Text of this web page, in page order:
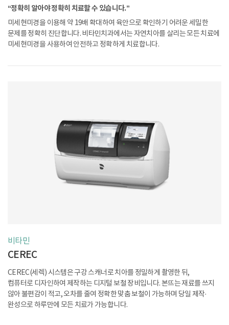
“정확히 알아야 정확히 치료할 수 있습니다.”
미세현미경을 이용해 약 19배 확대하여 육안으로 확인하기 어려운 세밀한
문제를정확히 진단합니다. 비타민치과에서는 자연치아를 살리는 모든 치료에
미세현미경을 사용하여 안전하고 정확하게 치료합니다.
비타민
CEREC
CEREC(세렉) 시스템은 구강 스캐너로 치아를 정밀하게 촬영한 뒤,
컴퓨터로 디자인하여 제작하는 디지털 보철 장비입니다. 본뜨는 재료를 쓰지
않아불편감이 적고, 오차를 줄여 정확한 맞춤 보철이 가능하며 당일 제작·
완성으로하루만에 모든 치료가 가능합니다.